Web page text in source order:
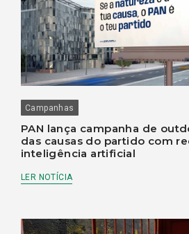
Campanhas
PAN lança campanha de
das causas do partido com
inteligência artificial
LER NOTÍCIA